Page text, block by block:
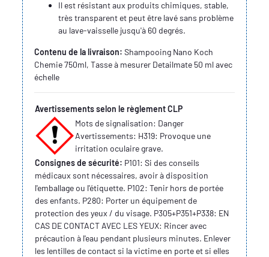
Il est résistant aux produits chimiques, stable,
très transparent et peut être lavé sans problème
au lave-vaisselle jusqu'à 60 degrés.
Contenu de la livraison: Shampooing Nano Koch
Chemie 750ml, Tasse à mesurer Detailmate 50 ml avec
échelle
Avertissements selon le règlement CLP
Mots de signalisation: Danger
Avertissements: H319: Provoque une
irritation oculaire grave.
Consignes de sécurité: P101: Si des conseils
médicaux sont nécessaires, avoir à disposition
l'emballage ou l'étiquette. P102: Tenir hors de portée
des enfants. P280: Porter un équipement de
protection des yeux / du visage. P305+P351+P338: EN
CAS DE CONTACT AVEC LES YEUX: Rincer avec
précaution à l'eau pendant plusieurs minutes. Enlever
les lentilles de contact si la victime en porte et si elles